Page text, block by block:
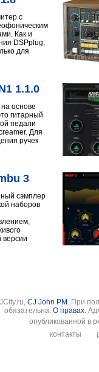
с
Как и
DSPplug,
для
1.1.0
основе
гитарный
педали
Для
ручек
3
сэмплер
наборов
версии
CJ John PM . При
обязательна. О правах.
опубликованной в
контакты